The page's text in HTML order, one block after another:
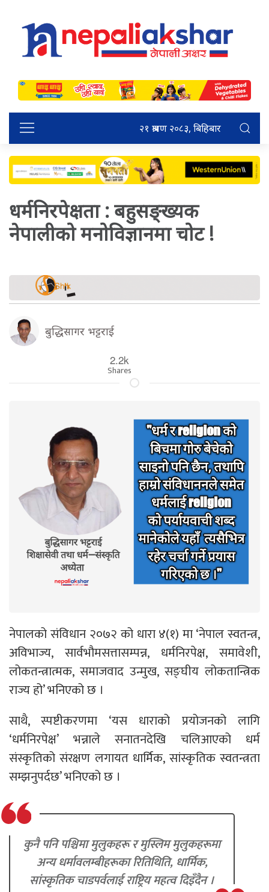
२१ श्रावण २०८३, बिहिबार
धर्मनिरपेक्षता : बहुसङ्ख्यक
नेपालीको मनोविज्ञानमा चोट !
बुद्धिसागर भट्टराई
2.2k
Shares
नेपालको संविधान २०७२ को धारा ४(१) मा ‘नेपाल स्वतन्त्र,
अविभाज्य, सार्वभौमसत्तासम्पन्न, धर्मनिरपेक्ष, समावेशी,
लोकतन्त्रात्मक, समाजवाद उन्मुख, सङ्घीय लोकतान्त्रिक
राज्य हो’ भनिएको छ ।
साथै, स्पष्टीकरणमा ‘यस धाराको प्रयोजनको लागि
‘धर्मनिरपेक्ष’ भन्नाले सनातनदेखि चलिआएको धर्म
संस्कृतिको संरक्षण लगायत धार्मिक, सांस्कृतिक स्वतन्त्रता
सम्झनुपर्दछ’ भनिएको छ ।
कुनै पनि पश्चिमा मुलुकहरू र मुस्लिम मुलुकहरूमा
अन्य धर्मावलम्बीहरूका रितिथिति, धार्मिक,
सांस्कृतिक चाडपर्वलाई राष्ट्रिय महत्व दिइँदैन ।